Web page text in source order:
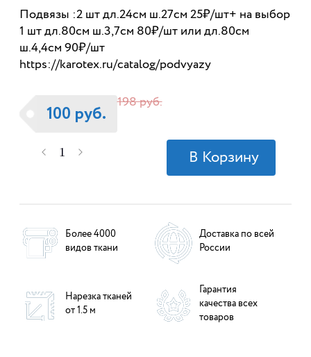
Подвязы :2 шт дл.24см ш.27см 25₽/шт+ на выбор
1 шт дл.80см ш.3,7см 80₽/шт или дл.80см
ш.4,4см 90₽/шт
https://karotex.ru/catalog/podvyazy
198 руб.
100 руб.
Более 4000
видов ткани
Доставка по всей
России
Нарезка тканей
от 1.5 м
Гарантия
качества всех
товаров